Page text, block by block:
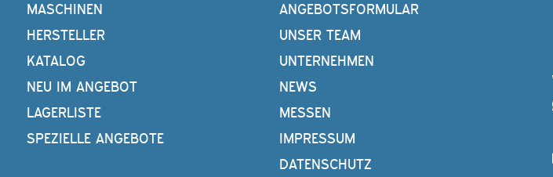
MASCHINEN
HERSTELLER
KATALOG
NEU IM ANGEBOT
LAGERLISTE
SPEZIELLE ANGEBOTE
ANGEBOTSFORMULAR
UNSER TEAM
UNTERNEHMEN
NEWS
MESSEN
IMPRESSUM
DATENSCHUTZ